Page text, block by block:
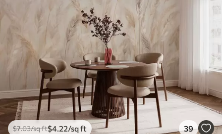
$7.03/sq ft$4 .22/sq ft 39